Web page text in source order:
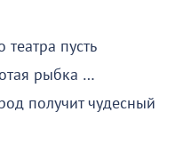
пусть
рыбка …
получит чудесный